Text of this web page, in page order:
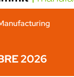
2026